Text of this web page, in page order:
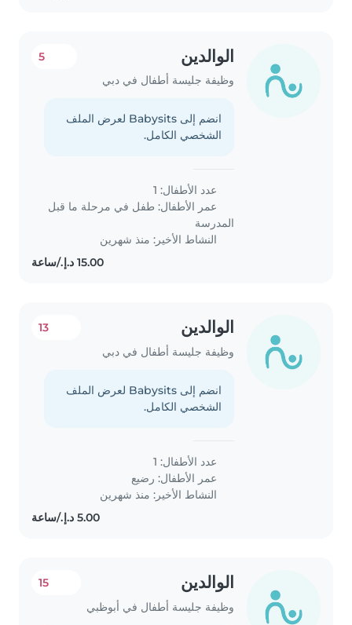
الوالدين
وظيفة جليسة أطفال في دبي
5
انضم إلى Babysits لعرض الملف
الشخصي الكامل.
عدد الأطفال: 1
عمر الأطفال: طفل في مرحلة ما قبل
المدرسة
النشاط الأخير: منذ شهرين
الوالدين
وظيفة جليسة أطفال في دبي
13
انضم إلى Babysits لعرض الملف
الشخصي الكامل.
عدد الأطفال: 1
عمر الأطفال: رضيع
النشاط الأخير: منذ شهرين
الوالدين
وظيفة جليسة أطفال في أبوظبي
15